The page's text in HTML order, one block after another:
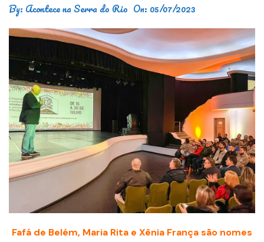
By: Acontece na Serra do Rio On: 05/07/2023
Fafá de Belém, Maria Rita e Xênia França são nomes